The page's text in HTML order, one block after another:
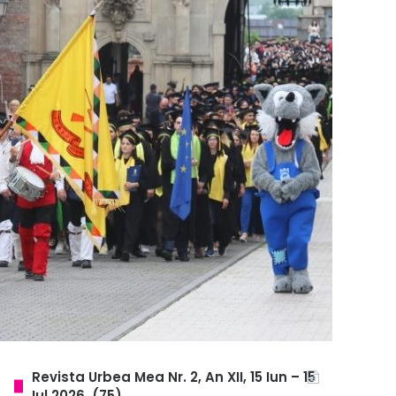
Revista Urbea Mea Nr. 2, An XII, 15 Iun – 15